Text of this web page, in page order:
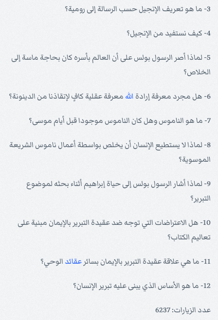
3- ما هو تعريف الإنجيل حسب الرسالة إلى رومية؟
4- كيف نستفيد من الإنجيل؟
5- لماذا أصر الرسول بولس على أن العالم بأسره كان بحاجة ماسة إلى
الخلاص؟
6- هل مجرد معرفة إرادة الله معرفة عقلية كافٍ لإنقاذنا من الدينونة؟
7- ما هو الناموس وهل كان الناموس موجودا قبل أيام موسى؟
8- لماذا لا يستطيع الإنسان أن يخلص بواسطة أعمال ناموس الشريعة
الموسوية؟
9- لماذا أشار الرسول بولس إلى حياة إبراهيم أثناء بحثه لموضوع
التبرير؟
10- هل الاعتراضات التي توجه ضد عقيدة التبرير بالإيمان مبنية على
تعاليم الكتاب؟
11- ما هي علاقة عقيدة التبرير بالإيمان بسائر عقائد الوحي؟
12- ما هو الأساس الذي يبنى عليه تبرير الإنسان؟
عدد الزيارات: 6237